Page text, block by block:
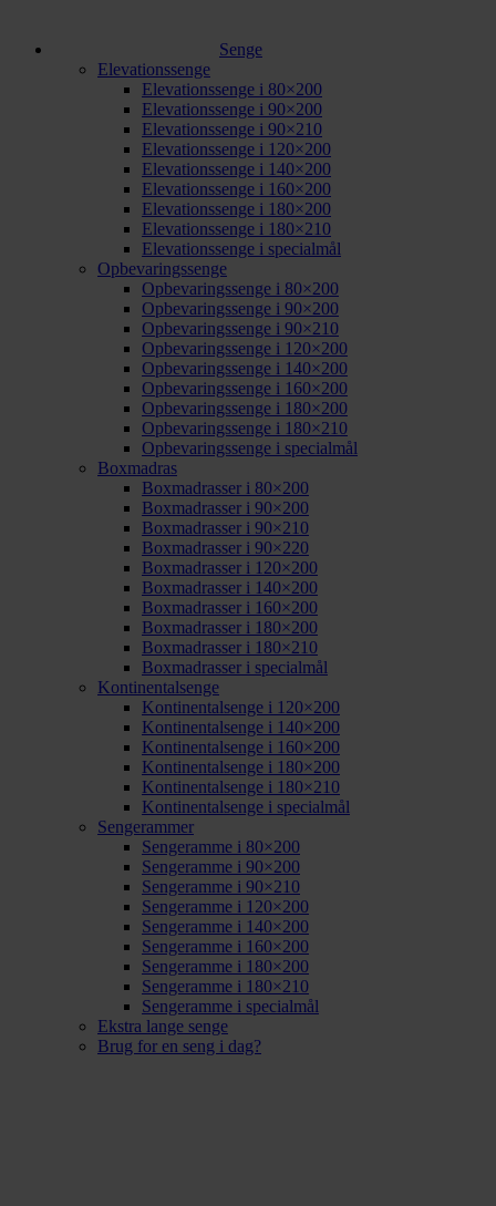
Senge
Elevationssenge
Elevationssenge i 80×200
Elevationssenge i 90×200
Elevationssenge i 90×210
Elevationssenge i 120×200
Elevationssenge i 140×200
Elevationssenge i 160×200
Elevationssenge i 180×200
Elevationssenge i 180×210
Elevationssenge i specialmål
Opbevaringssenge
Opbevaringssenge i 80×200
Opbevaringssenge i 90×200
Opbevaringssenge i 90×210
Opbevaringssenge i 120×200
Opbevaringssenge i 140×200
Opbevaringssenge i 160×200
Opbevaringssenge i 180×200
Opbevaringssenge i 180×210
Opbevaringssenge i specialmål
Boxmadras
Boxmadrasser i 80×200
Boxmadrasser i 90×200
Boxmadrasser i 90×210
Boxmadrasser i 90×220
Boxmadrasser i 120×200
Boxmadrasser i 140×200
Boxmadrasser i 160×200
Boxmadrasser i 180×200
Boxmadrasser i 180×210
Boxmadrasser i specialmål
Kontinentalsenge
Kontinentalsenge i 120×200
Kontinentalsenge i 140×200
Kontinentalsenge i 160×200
Kontinentalsenge i 180×200
Kontinentalsenge i 180×210
Kontinentalsenge i specialmål
Sengerammer
Sengeramme i 80×200
Sengeramme i 90×200
Sengeramme i 90×210
Sengeramme i 120×200
Sengeramme i 140×200
Sengeramme i 160×200
Sengeramme i 180×200
Sengeramme i 180×210
Sengeramme i specialmål
Ekstra lange senge
Brug for en seng i dag?